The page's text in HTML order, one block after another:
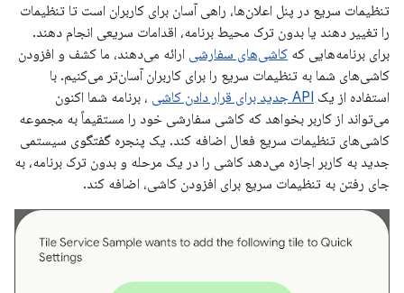
تنظیمات سریع در پنل اعلان‌ها، راهی آسان برای کاربران است تا تنظیمات
را تغییر دهند یا بدون ترک محیط برنامه، اقدامات سریعی انجام دهند.
برای برنامه‌هایی که کاشی‌های سفارشی ارائه می‌دهند، ما کشف و افزودن
کاشی‌های شما به تنظیمات سریع را برای کاربران آسان‌تر می‌کنیم. با
استفاده از یک API جدید برای قرار دادن کاشی
، برنامه شما اکنون
می‌تواند از کاربر بخواهد که کاشی سفارشی خود را مستقیماً به مجموعه
کاشی‌های تنظیمات سریع فعال اضافه کند. یک پنجره گفتگوی سیستمی
جدید به کاربر اجازه می‌دهد کاشی را در یک مرحله و بدون ترک برنامه، به
جای رفتن به تنظیمات سریع برای افزودن کاشی، اضافه کند.